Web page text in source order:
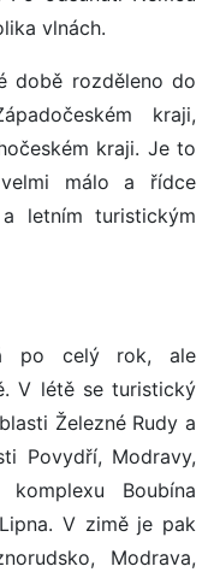
vlnách.
době rozděleno do
kraji,
kraji. Je to
málo a řídce
letním turistickým
po celý rok, ale
V létě se turistický
Železné Rudy a
Povydří, Modravy,
Boubína
V zimě je pak
Modrava,